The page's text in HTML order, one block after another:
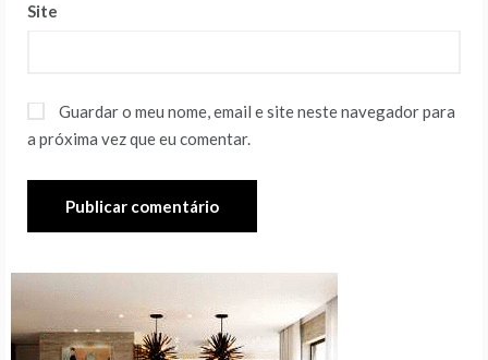
Site
Guardar o meu nome, email e site neste navegador para
a próxima vez que eu comentar.